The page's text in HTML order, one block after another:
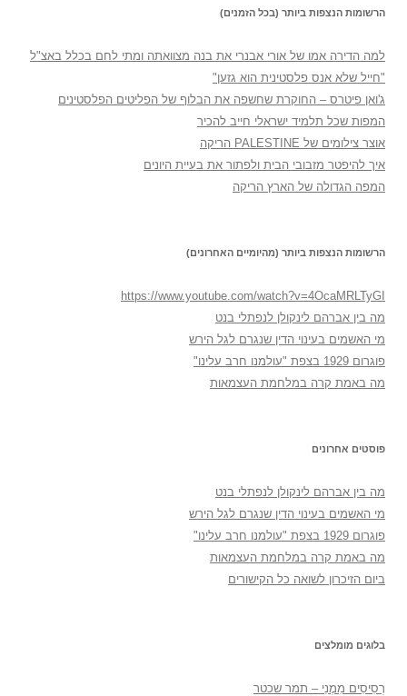
הרשומות הנצפות ביותר (בכל הזמנים)
למה הדירה אמו של אורי אבנרי את בנה מצוואתה ומתי לחם בכלל באצ"ל
"חייל שלא אנס פלסטינית הוא גזען"
ג'ואן פיטרס – החוקרת שחשפה את הבלוף של הפליטים הפלסטינים
המפות שכל תלמיד ישראלי חייב להכיר
אוצר צילומים של PALESTINE הריקה
איך להיפטר מזבובי הבית ולפתור את בעיית היונים
המפה הגדולה של הארץ הריקה
הרשומות הנצפות ביותר (מהיומיים האחרונים)
https://www.youtube.com/watch?v=4OcaMRLTyGI
מה בין אברהם לינקולן לנפתלי בנט
מי האשמים בעינוי הדין שנגרם לגל הירש
פוגרום 1929 בצפת "עולמנו חרב עלינו"
מה באמת קרה במלחמת העצמאות
פוסטים אחרונים
מה בין אברהם לינקולן לנפתלי בנט
מי האשמים בעינוי הדין שנגרם לגל הירש
פוגרום 1929 בצפת "עולמנו חרב עלינו"
מה באמת קרה במלחמת העצמאות
ביום הזיכרון לשואה כל הקישורים
בלוגים מומלצים
רְסִיסִים מִמֶנִי – תמר שכטר